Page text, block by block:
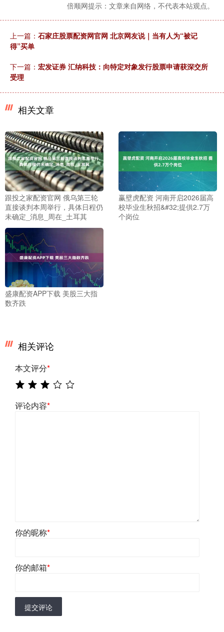
倍顺网提示：文章来自网络，不代表本站观点。
上一篇： 石家庄股票配资网官网 北京网友说｜当有人为“被记
得”买单
下一篇： 宏发证券 汇纳科技：向特定对象发行股票申请获深交所
受理
相关文章
跟投之家配资官网 俄乌第三轮
直接谈判本周举行，具体日程仍
未确定_消息_周在_土耳其
赢壁虎配资 河南开启2026届高
校毕业生秋招&#32;提供2.7万
个岗位
盛康配资APP下载 美股三大指
数齐跌
相关评论
本文评分*
评论内容*
你的昵称*
你的邮箱*
提交评论